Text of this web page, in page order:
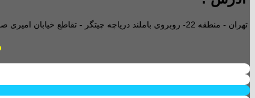
تهران - منطقه 22- روبروی باملند دریاچه چیتگر - تقاطع خیابان امیری صفت و خیابان دریا - پاساژ پارامیس -ورودی A تجاری -